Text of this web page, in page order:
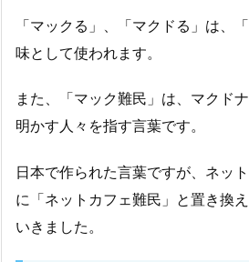
「マックる」、「マクドる」は、
味として使われます。
また、「マック難民」は、マクド
明かす人々を指す言葉です。
日本で作られた言葉ですが、ネッ
に「ネットカフェ難民」と置き換
いきました。